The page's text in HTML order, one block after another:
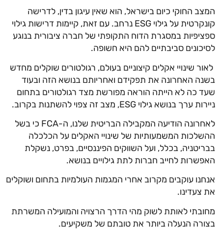
המצב החוקי כיום בישראל, הוא שאין עיגון בדין, לדרישה
קונקרטית על גילוי ESG נרחב. עם זאת, קיימות דרישות גילוי
ספציפיות במסגרת הדוח התקופתי של חברה ציבורית בנוגע
לסיכונים סביבתיים להם היא חשופה.
לאור שינויי אקלים קיצוניים בעולם, רגולטורים שוקלים מחדש
בשנה האחרונה את תפקידם ואחריותם בנושא הזה ובעוד
שעד כה לא הייתה הוראה מפורשת מצד רגולטורים בתחום
ניירות ערך בנושא גילוי ESG, מצב זה צפוי להשתנות בקרוב.
לאחרונה הודיעה המקבילה הבריטית שלנו, ה-FCA כי בשל
ההשלכות המשמעותיות של שינויי האקלים על הכלכלה
בבריטניה, בכלל, ועל השווקים הפיננסיים, בפרט, נשקלת
האפשרות לחייב חברות לתת גילויים בנושא.
אנחנו עוקבים מקרוב אחרי המגמות העולמיות בתחום ושוקלים
את צעדינו.
מחובתי לאותת לשוק מהי הדרך הרצויה והמועילה המשרתת
בצורה הנעלה ביותר את טובתם של משקיעים.